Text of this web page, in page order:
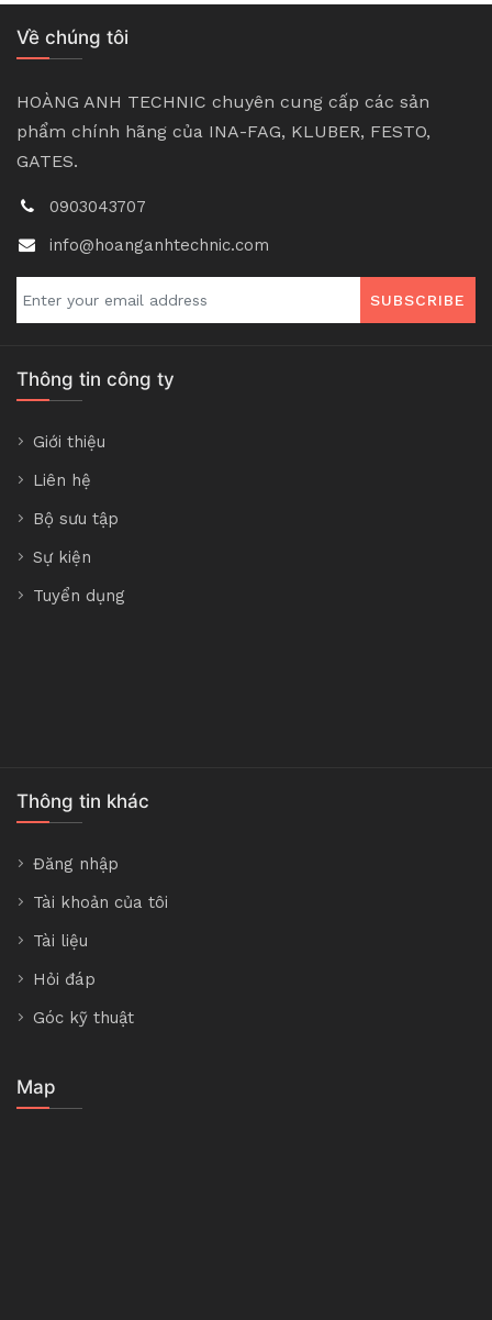
Về chúng tôi
HOÀNG ANH TECHNIC chuyên cung cấp các sản
phẩm chính hãng của INA-FAG, KLUBER, FESTO,
GATES.
0903043707
info@hoanganhtechnic.com
SUBSCRIBE
Thông tin công ty
Giới thiệu
Liên hệ
Bộ sưu tập
Sự kiện
Tuyển dụng
Thông tin khác
Đăng nhập
Tài khoản của tôi
Tài liệu
Hỏi đáp
Góc kỹ thuật
Map